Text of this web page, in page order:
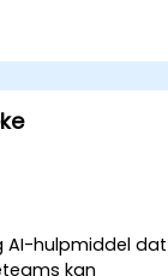
AI-hulpmiddel dat
kan